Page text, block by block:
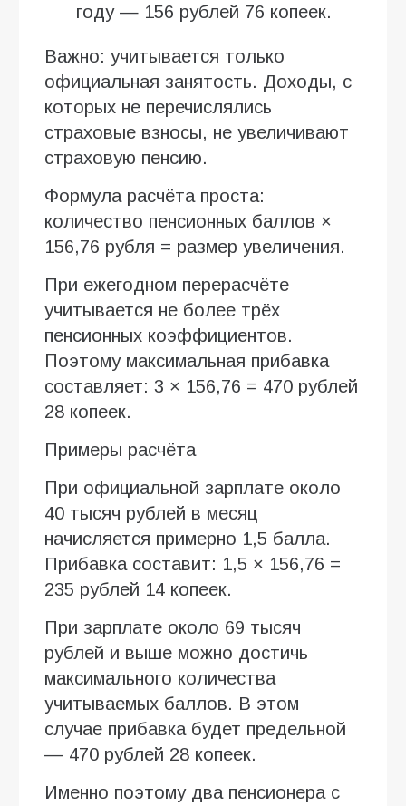
году — 156 рублей 76 копеек.
Важно: учитывается только
официальная занятость. Доходы, с
которых не перечислялись
страховые взносы, не увеличивают
страховую пенсию.
Формула расчёта проста:
количество пенсионных баллов ×
156,76 рубля = размер увеличения.
При ежегодном перерасчёте
учитывается не более трёх
пенсионных коэффициентов.
Поэтому максимальная прибавка
составляет: 3 × 156,76 = 470 рублей
28 копеек.
Примеры расчёта
При официальной зарплате около
40 тысяч рублей в месяц
начисляется примерно 1,5 балла.
Прибавка составит: 1,5 × 156,76 =
235 рублей 14 копеек.
При зарплате около 69 тысяч
рублей и выше можно достичь
максимального количества
учитываемых баллов. В этом
случае прибавка будет предельной
— 470 рублей 28 копеек.
Именно поэтому два пенсионера с